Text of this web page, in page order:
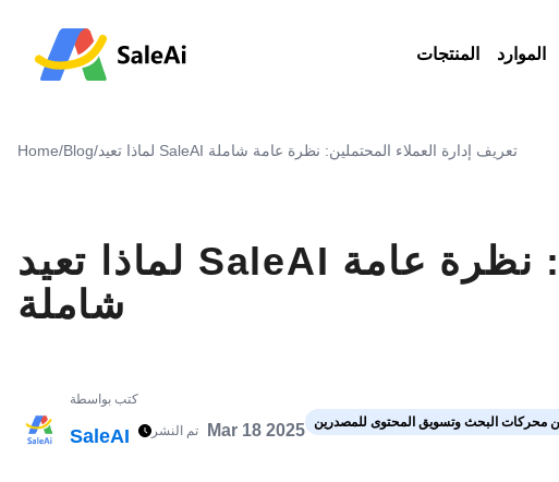
المنتجات الموارد
Home/Blog/ لماذا تعيد SaleAI تعريف إدارة العملاء المحتملين: نظرة عامة شاملة
لماذا تعيد SaleAI تعريف إدارة العملاء المحتملين: نظرة عامة
شاملة
كتب بواسطة
SaleAI تم النشر Mar 18 2025 محركات البحث وتسويق المحتوى للمصدرين